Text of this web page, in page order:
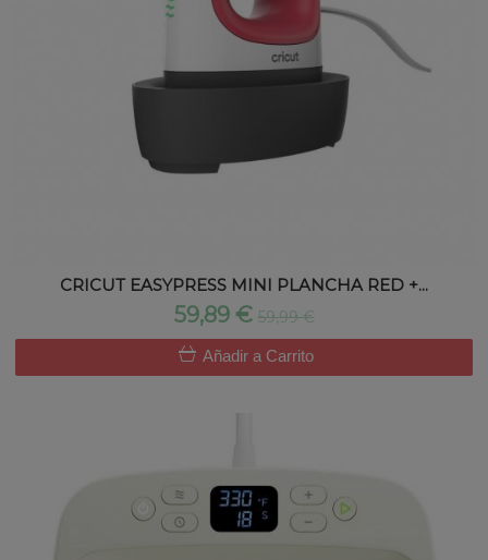
CRICUT EASYPRESS MINI PLANCHA RED +...
59,89 € 59,99 €
Añadir a Carrito